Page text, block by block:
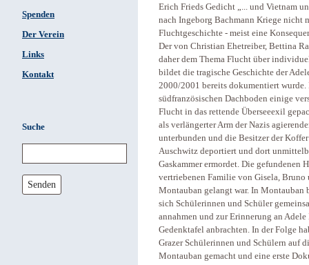
Spenden
Der Verein
Links
Kontakt
Suche
Senden
Erich Frieds Gedicht „... und Vietnam
nach Ingeborg Bachmann Kriege nicht
Fluchtgeschichte - meist eine
Der von Christian Ehetreiber, Bettina
daher dem Thema Flucht über
bildet die tragische Geschichte der
2000/2001 bereits dokumentiert
südfranzösischen Dachboden einige
Flucht in das rettende Überseeexil
als verlängerter Arm der Nazis
unterbunden und die Besitzer der
Auschwitz deportiert und dort
Gaskammer ermordet. Die gefundenen
vertriebenen Familie von Gisela, Bruno
Montauban gelangt war. In Montauban
sich Schülerinnen und Schüler
annahmen und zur Erinnerung an
Gedenktafel anbrachten. In der Folge
Grazer Schülerinnen und Schülern auf
Montauban gemacht und eine erste